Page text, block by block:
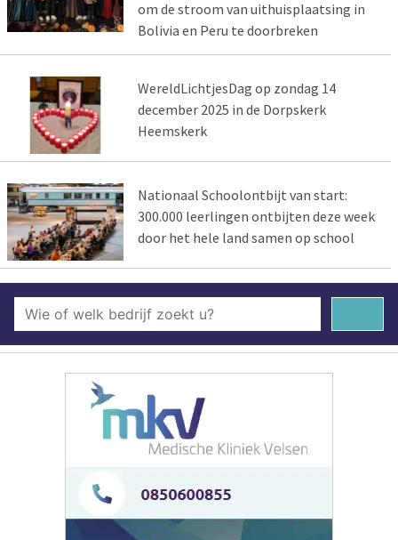
om de stroom van uithuisplaatsing in
Bolivia en Peru te doorbreken
WereldLichtjesDag op zondag 14
december 2025 in de Dorpskerk
Heemskerk
Nationaal Schoolontbijt van start:
300.000 leerlingen ontbijten deze week
door het hele land samen op school